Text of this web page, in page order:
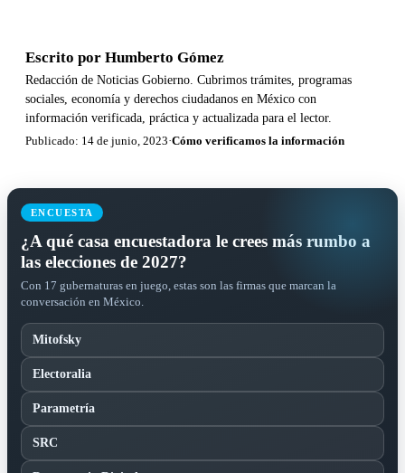
Escrito por Humberto Gómez
Redacción de Noticias Gobierno. Cubrimos trámites, programas
sociales, economía y derechos ciudadanos en México con
información verificada, práctica y actualizada para el lector.
Publicado: 14 de junio, 2023·Cómo verificamos la información
ENCUESTA
¿A qué casa encuestadora le crees más rumbo a
las elecciones de 2027?
Con 17 gubernaturas en juego, estas son las firmas que marcan la
conversación en México.
Mitofsky
Electoralia
Parametría
SRC